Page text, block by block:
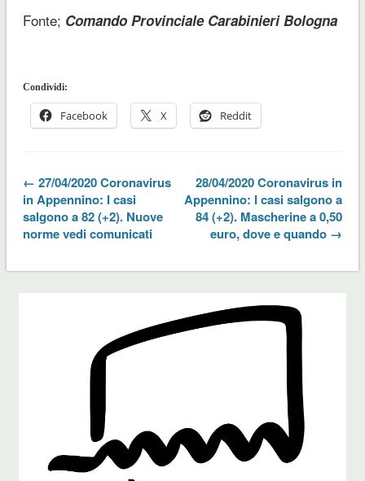
Fonte; Comando Provinciale Carabinieri Bologna
Condividi:
Facebook X Reddit
← 27/04/2020 Coronavirus
in Appennino: I casi
salgono a 82 (+2). Nuove
norme vedi comunicati
28/04/2020 Coronavirus in
Appennino: I casi salgono a
84 (+2). Mascherine a 0,50
euro, dove e quando →